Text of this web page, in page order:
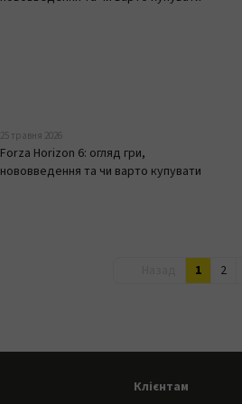
25 травня 2026
Forza Horizon 6: огляд гри,
нововведення та чи варто купувати
1 2
Клієнтам